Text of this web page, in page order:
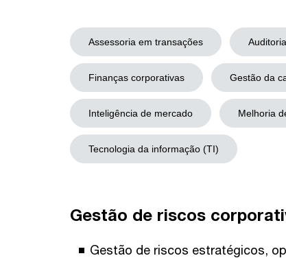
Assessoria em transações
Finanças corporativas Gestão da
Inteligência de mercado Melhoria
Tecnologia da informação (TI)
Gestão de riscos
Gestão de riscos estratégicos,